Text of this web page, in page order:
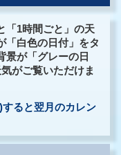
「1時間ごと」の天
「白色の日付」をタ
景が「グレーの日
がご覧いただけま
ると翌月のカレン